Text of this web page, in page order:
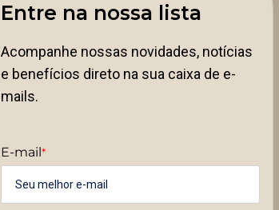
Entre na nossa lista
Acompanhe nossas novidades, notícias
e benefícios direto na sua caixa de e-
mails.
E-mail *